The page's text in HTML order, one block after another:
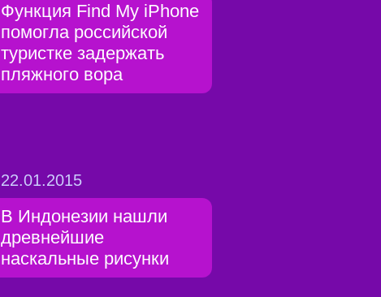
Функция Find My iPhone
помогла российской
туристке задержать
пляжного вора
22.01.2015
В Индонезии нашли
древнейшие
наскальные рисунки